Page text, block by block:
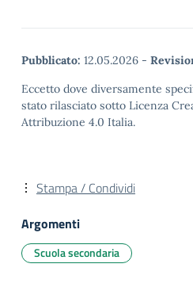
Pubblicato: 12.05.2026 -
Eccetto dove diversamente
stato rilasciato sotto Licenza
Attribuzione 4.0 Italia.
Stampa / Condividi
Argomenti
Scuola secondaria